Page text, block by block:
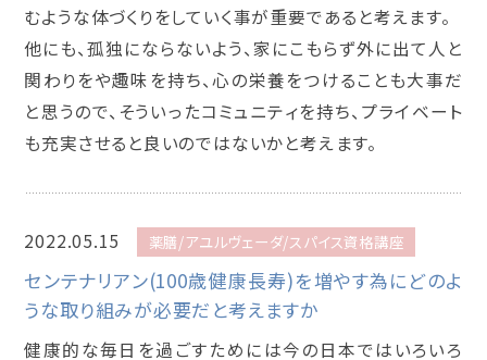
むような体づくりをしていく事が重要であると考えます。
他にも、孤独にならないよう、家にこもらず外に出て人と
関わりをや趣味を持ち、心の栄養をつけることも大事だ
と思うので、そういったコミュニティを持ち、プライベート
も充実させると良いのではないかと考えます。
2022.05.15 薬膳/アユルヴェーダ/スパイス資格講座
センテナリアン(100歳健康長寿)を増やす為にどのよ
うな取り組みが必要だと考えますか
健康的な毎日を過ごすためには今の日本ではいろいろ